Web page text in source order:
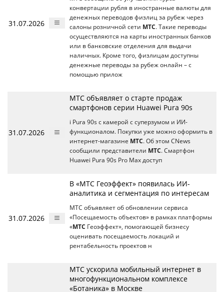
31.07.2026
конвертации рубля в иностранные валюты для
денежных переводов физлиц за рубеж через
салоны розничной сети МТС. Такие переводы
осуществляются на карты иностранных банков
или в банковские отделения для выдачи
наличных. Кроме того, физлицам доступны
денежные переводы за рубеж онлайн – с
помощью прилож
31.07.2026
МТС объявляет о старте продаж
смартфонов серии Huawei Pura 90s
i Pura 90s с камерой с суперзумом и ИИ-
функционалом. Покупки уже можно оформить в
интернет-магазине МТС. Об этом CNews
сообщили представители МТС. Смартфон
Huawei Pura 90s Pro Max доступ
31.07.2026
В «МТС Геоэффект» появилась ИИ-
аналитика и сегментация по интересам
МТС объявляет об обновлении сервиса
«Посещаемость объектов» в рамках платформы
«МТС Геоэффект», помогающей бизнесу
оценивать посещаемость локаций и
рентабельность проектов н
МТС ускорила мобильный интернет в
многофункциональном комплексе
«Ботаника» в Москве